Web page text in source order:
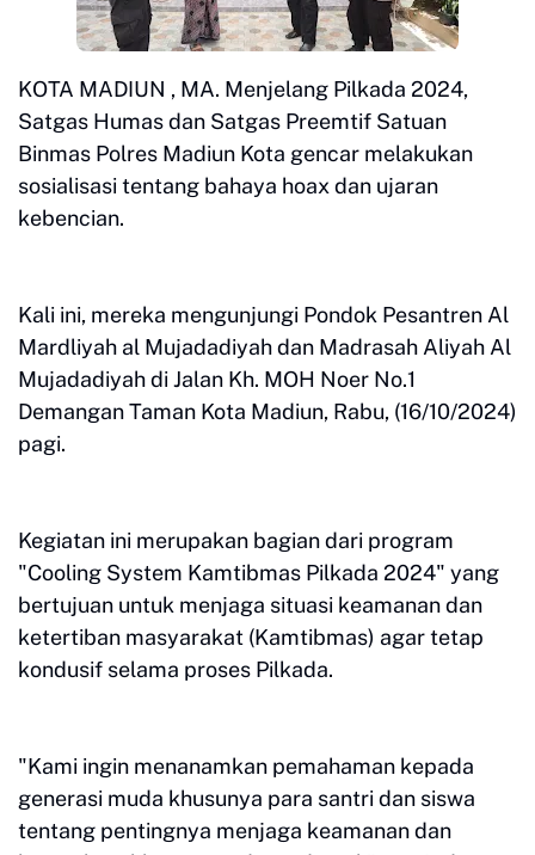
KOTA MADIUN , MA. Menjelang Pilkada 2024,
Satgas Humas dan Satgas Preemtif Satuan
Binmas Polres Madiun Kota gencar melakukan
sosialisasi tentang bahaya hoax dan ujaran
kebencian.
Kali ini, mereka mengunjungi Pondok Pesantren Al
Mardliyah al Mujadadiyah dan Madrasah Aliyah Al
Mujadadiyah di Jalan Kh. MOH Noer No.1
Demangan Taman Kota Madiun, Rabu, (16/10/2024)
pagi.
Kegiatan ini merupakan bagian dari program
"Cooling System Kamtibmas Pilkada 2024" yang
bertujuan untuk menjaga situasi keamanan dan
ketertiban masyarakat (Kamtibmas) agar tetap
kondusif selama proses Pilkada.
"Kami ingin menanamkan pemahaman kepada
generasi muda khusunya para santri dan siswa
tentang pentingnya menjaga keamanan dan